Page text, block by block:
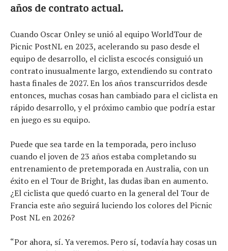
años de contrato actual.
Cuando Oscar Onley se unió al equipo WorldTour de
Picnic PostNL en 2023, acelerando su paso desde el
equipo de desarrollo, el ciclista escocés consiguió un
contrato inusualmente largo, extendiendo su contrato
hasta finales de 2027. En los años transcurridos desde
entonces, muchas cosas han cambiado para el ciclista en
rápido desarrollo, y el próximo cambio que podría estar
en juego es su equipo.
Puede que sea tarde en la temporada, pero incluso
cuando el joven de 23 años estaba completando su
entrenamiento de pretemporada en Australia, con un
éxito en el Tour de Bright, las dudas iban en aumento.
¿El ciclista que quedó cuarto en la general del Tour de
Francia este año seguirá luciendo los colores del Picnic
Post NL en 2026?
“Por ahora, sí. Ya veremos. Pero sí, todavía hay cosas un
Noticias